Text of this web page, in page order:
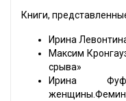
Книги,
Ирина
Максим
срыва»
Ирина